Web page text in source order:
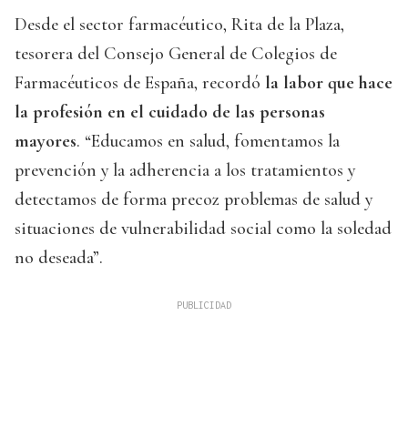
Desde el sector farmacéutico, Rita de la Plaza,
tesorera del Consejo General de Colegios de
Farmacéuticos de España, recordó la labor que hace
la profesión en el cuidado de las personas
mayores. “Educamos en salud, fomentamos la
prevención y la adherencia a los tratamientos y
detectamos de forma precoz problemas de salud y
situaciones de vulnerabilidad social como la soledad
no deseada”.